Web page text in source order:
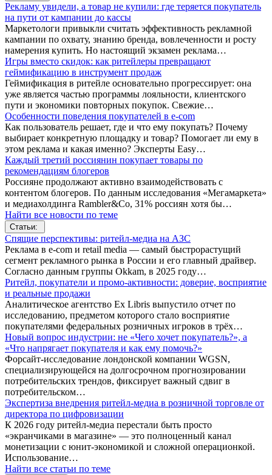
Рекламу увидели, а товар не купили: где теряется покупатель
на пути от кампании до кассы
Маркетологи привыкли считать эффективность рекламной
кампании по охвату, знанию бренда, вовлеченности и росту
намерения купить. Но настоящий экзамен реклама…
Игры вместо скидок: как ритейлеры превращают
геймификацию в инструмент продаж
Геймификация в ритейле основательно прогрессирует: она
уже является частью программы лояльности, клиентского
пути и экономики повторных покупок. Свежие…
Особенности поведения покупателей в e-com
Как пользователь решает, где и что ему покупать? Почему
выбирает конкретную площадку и товар? Помогает ли ему в
этом реклама и какая именно? Эксперты Easy…
Каждый третий россиянин покупает товары по
рекомендациям блогеров
Россияне продолжают активно взаимодействовать с
контентом блогеров. По данным исследования «Мегамаркета»
и медиахолдинга Rambler&Co, 31% россиян хотя бы…
Найти все новости по теме
Статьи:
Спящие перспективы: ритейл-медиа на АЗС
Реклама в e-com и retail media — самый быстрорастущий
сегмент рекламного рынка в России и его главный драйвер.
Согласно данным группы Okkam, в 2025 году…
Ритейл, покупатели и промо-активности: доверие, восприятие
и реальные продажи
Аналитическое агентство Ex Libris выпустило отчет по
исследованию, предметом которого стало восприятие
покупателями федеральных розничных игроков в трёх…
Новый вопрос индустрии: не «Чего хочет покупатель?», а
«Что напрягает покупателя и как ему помочь?»
Форсайт-исследование лондонской компании WGSN,
специализирующейся на долгосрочном прогнозировании
потребительских трендов, фиксирует важный сдвиг в
потребительском…
Экспертиза внедрения ритейл-медиа в розничной торговле от
директора по цифровизации
К 2026 году ритейл-медиа перестали быть просто
«экранчиками в магазине» — это полноценный канал
монетизации с юнит-экономикой и сложной операционкой.
Использование…
Найти все статьи по теме